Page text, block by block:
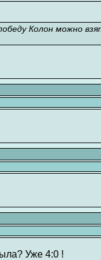
Колон можно
Уже 4:0 !